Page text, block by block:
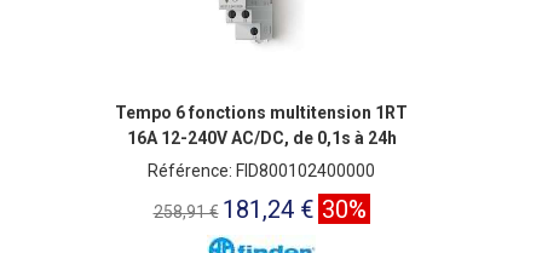
Tempo 6 fonctions multitension 1RT
16A 12-240V AC/DC, de 0,1s à 24h
Référence: FID800102400000
258,91 € 181,24 € 30%